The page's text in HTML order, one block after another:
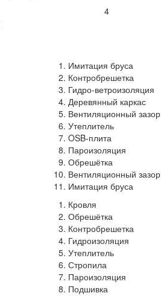
4
Имитация бруса
Контробрешетка
Гидро-ветроизоляция
Деревянный каркас
Вентиляционный зазор
Утеплитель
OSB-плита
Пароизоляция
Обрешётка
Вентиляционный зазор
Имитация бруса
Кровля
Обрешётка
Контробрешетка
Гидроизоляция
Утеплитель
Стропила
Пароизоляция
Подшивка